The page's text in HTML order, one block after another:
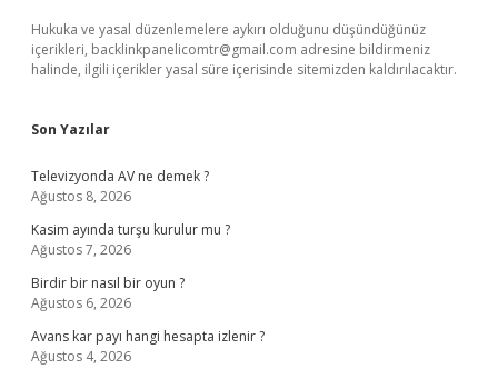
Hukuka ve yasal düzenlemelere aykırı olduğunu düşündüğünüz
içerikleri, backlinkpanelicomtr@gmail.com adresine bildirmeniz
halinde, ilgili içerikler yasal süre içerisinde sitemizden kaldırılacaktır.
Son Yazılar
Televizyonda AV ne demek ?
Ağustos 8, 2026
Kasim ayında turşu kurulur mu ?
Ağustos 7, 2026
Birdir bir nasıl bir oyun ?
Ağustos 6, 2026
Avans kar payı hangi hesapta izlenir ?
Ağustos 4, 2026